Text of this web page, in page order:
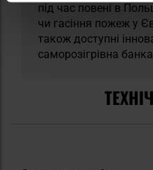
під час повені в
чи гасіння пожеж у
також доступні
саморозігрівна